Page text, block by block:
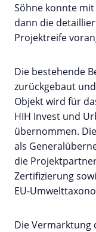
Söhne konnte
dann die
Projektreife
Die bestehende
zurückgebaut
Objekt wird für
HIH Invest und
übernommen. Die
als
die
Zertifizierung
EU-
Die Vermarktung